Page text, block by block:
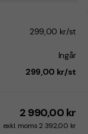
299,00 kr/st
Ingår
299,00 kr/st
2 990,00 kr
exkl. moms 2 392,00 kr